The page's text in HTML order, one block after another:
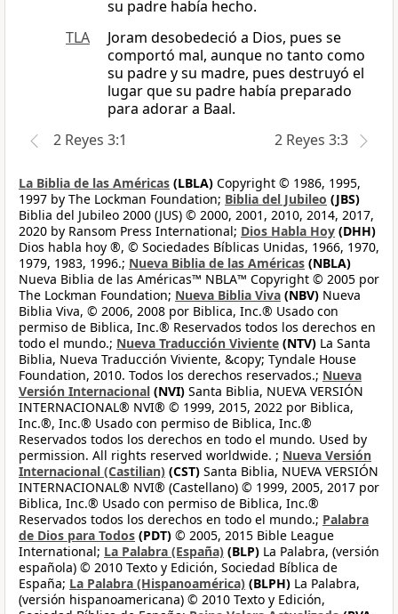
su padre había hecho.
TLA
Joram desobedeció a Dios, pues se
comportó mal, aunque no tanto como
su padre y su madre, pues destruyó el
lugar que su padre había preparado
para adorar a Baal.
2 Reyes 3:1
2 Reyes 3:3
La Biblia de las Américas (LBLA) Copyright © 1986, 1995,
1997 by The Lockman Foundation; Biblia del Jubileo (JBS)
Biblia del Jubileo 2000 (JUS) © 2000, 2001, 2010, 2014, 2017,
2020 by Ransom Press International; Dios Habla Hoy (DHH)
Dios habla hoy ®, © Sociedades Bíblicas Unidas, 1966, 1970,
1979, 1983, 1996.; Nueva Biblia de las Américas (NBLA)
Nueva Biblia de las Américas™ NBLA™ Copyright © 2005 por
The Lockman Foundation; Nueva Biblia Viva (NBV) Nueva
Biblia Viva, © 2006, 2008 por Biblica, Inc.® Usado con
permiso de Biblica, Inc.® Reservados todos los derechos en
todo el mundo.; Nueva Traducción Viviente (NTV) La Santa
Biblia, Nueva Traducción Viviente, &copy; Tyndale House
Foundation, 2010. Todos los derechos reservados.; Nueva
Versión Internacional (NVI) Santa Biblia, NUEVA VERSIÓN
INTERNACIONAL® NVI® © 1999, 2015, 2022 por Biblica,
Inc.®, Inc.® Usado con permiso de Biblica, Inc.®
Reservados todos los derechos en todo el mundo. Used by
permission. All rights reserved worldwide. ; Nueva Versión
Internacional (Castilian) (CST) Santa Biblia, NUEVA VERSIÓN
INTERNACIONAL® NVI® (Castellano) © 1999, 2005, 2017 por
Biblica, Inc.® Usado con permiso de Biblica, Inc.®
Reservados todos los derechos en todo el mundo.; Palabra
de Dios para Todos (PDT) © 2005, 2015 Bible League
International; La Palabra (España) (BLP) La Palabra, (versión
española) © 2010 Texto y Edición, Sociedad Bíblica de
España; La Palabra (Hispanoamérica) (BLPH) La Palabra,
(versión hispanoamericana) © 2010 Texto y Edición,